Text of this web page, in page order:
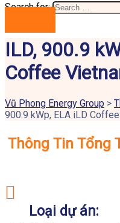
Search for:
ILD, 900.9
Coffee
Vũ Phong Energy Group >
900.9 kWp, ELA iLD
Thông Tin Tổng
Loại dự án: